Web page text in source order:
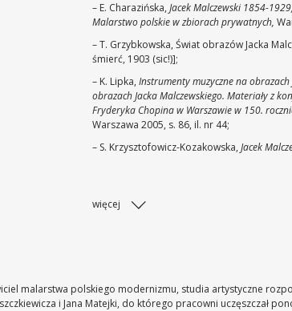
– E. Charazińska, Jacek Malczewski 1854-1929,
Malarstwo polskie w zbiorach prywatnych,
– T. Grzybkowska, Świat obrazów Jacka
śmierć, 1903 (sic!)];
– K. Lipka,Instrumenty muzyczne na
obrazach Jacka Malczewskiego. Materiały z
Fryderyka Chopina w Warszawie w 150.
Warszawa 2005, s. 86, il. nr 44;
– S. Krzysztofowicz-Kozakowska,Jacek
więcej
malarstwa polskiego modernizmu, studia artystyczne
i Jana Matejki, do którego pracowni uczęszczał